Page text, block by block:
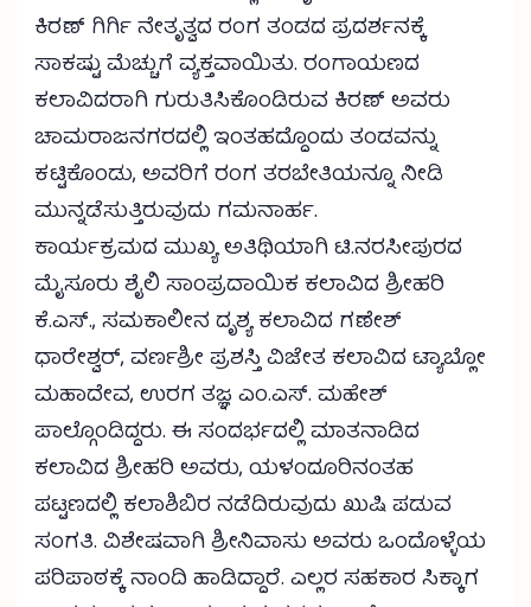
ಕಿರಣ್ ಗಿರ್ಗಿ ನೇತೃತ್ವದ ರಂಗ ತಂಡದ ಪ್ರದರ್ಶನಕ್ಕೆ
ಸಾಕಷ್ಟು ಮೆಚ್ಚುಗೆ ವ್ಯಕ್ತವಾಯಿತು. ರಂಗಾಯಣದ
ಕಲಾವಿದರಾಗಿ ಗುರುತಿಸಿಕೊಂಡಿರುವ ಕಿರಣ್ ಅವರು
ಚಾಮರಾಜನಗರದಲ್ಲಿ ಇಂತಹದ್ದೊಂದು ತಂಡವನ್ನು
ಕಟ್ಟಿಕೊಂಡು, ಅವರಿಗೆ ರಂಗ ತರಬೇತಿಯನ್ನೂ ನೀಡಿ
ಮುನ್ನಡೆಸುತ್ತಿರುವುದು ಗಮನಾರ್ಹ.
ಕಾರ್ಯಕ್ರಮದ ಮುಖ್ಯ ಅತಿಥಿಯಾಗಿ ಟಿ.ನರಸೀಪುರದ
ಮೈಸೂರು ಶೈಲಿ ಸಾಂಪ್ರದಾಯಿಕ ಕಲಾವಿದ ಶ್ರೀಹರಿ
ಕೆ.ಎಸ್., ಸಮಕಾಲೀನ ದೃಶ್ಯ ಕಲಾವಿದ ಗಣೇಶ್
ಧಾರೇಶ್ವರ್, ವರ್ಣಶ್ರೀ ಪ್ರಶಸ್ತಿ ವಿಜೇತ ಕಲಾವಿದ ಟ್ಯಾಬ್ಲೋ
ಮಹಾದೇವ, ಉರಗ ತಜ್ಞ ಎಂ.ಎಸ್. ಮಹೇಶ್
ಪಾಲ್ಗೊಂಡಿದ್ದರು. ಈ ಸಂದರ್ಭದಲ್ಲಿ ಮಾತನಾಡಿದ
ಕಲಾವಿದ ಶ್ರೀಹರಿ ಅವರು, ಯಳಂದೂರಿನಂತಹ
ಪಟ್ಟಣದಲ್ಲಿ ಕಲಾಶಿಬಿರ ನಡೆದಿರುವುದು ಖುಷಿ ಪಡುವ
ಸಂಗತಿ. ವಿಶೇಷವಾಗಿ ಶ್ರೀನಿವಾಸು ಅವರು ಒಂದೊಳ್ಳೆಯ
ಪರಿಪಾಠಕ್ಕೆ ನಾಂದಿ ಹಾಡಿದ್ದಾರೆ. ಎಲ್ಲರ ಸಹಕಾರ ಸಿಕ್ಕಾಗ